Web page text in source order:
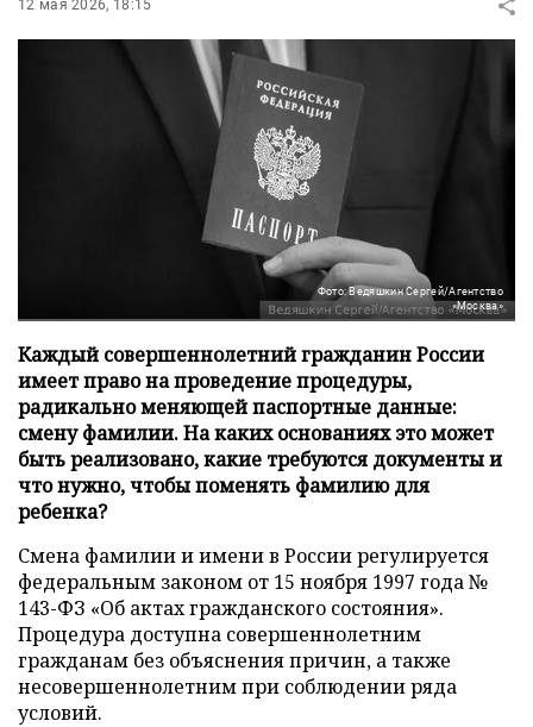
12 мая 2026, 18:15
Фото: Ведяшкин Сергей/Агентство
«Москва»
Каждый совершеннолетний гражданин России
имеет право на проведение процедуры,
радикально меняющей паспортные данные:
смену фамилии. На каких основаниях это может
быть реализовано, какие требуются документы и
что нужно, чтобы поменять фамилию для
ребенка?
Смена фамилии и имени в России регулируется
федеральным законом от 15 ноября 1997 года №
143-ФЗ «Об актах гражданского состояния».
Процедура доступна совершеннолетним
гражданам без объяснения причин, а также
несовершеннолетним при соблюдении ряда
условий.